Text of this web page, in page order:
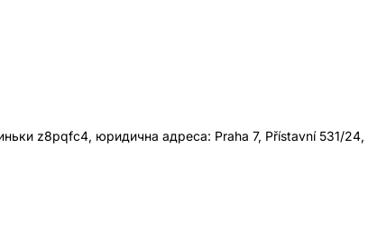
z8pqfc4, юридична адреса: Praha 7, Přístavní 531/24,